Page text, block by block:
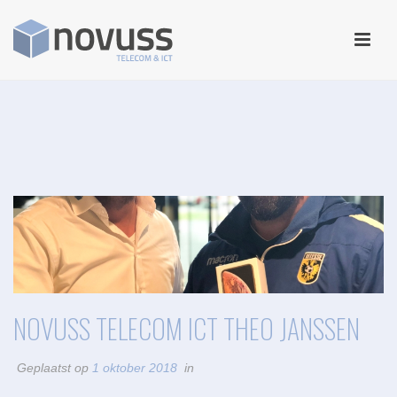
NOVUSS TELECOM ICT THEO JANSSEN
Geplaatst op 1 oktober 2018 in